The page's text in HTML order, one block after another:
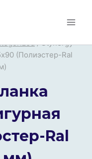
/ Stynergy
(Полиэстер-Ral
Ral